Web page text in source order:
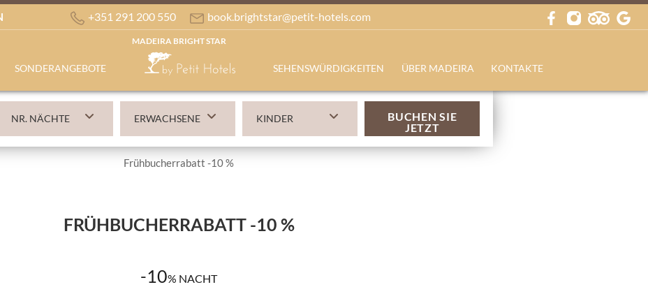
+351 291 200 550 book.brightstar@petit-hotels.com
MADEIRA BRIGHT STAR
SONDERANGEBOTE SEHENSWÜRDIGKEITEN ÜBER MADEIRA KONTAKTE
BUCHEN SIE
JETZT
Frühbucherrabatt -10 %
FRÜHBUCHERRABATT -10 %
-10% NACHT